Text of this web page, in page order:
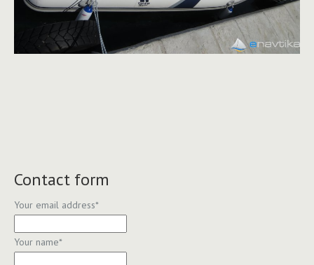
Contact form
Your email address*
Your name*